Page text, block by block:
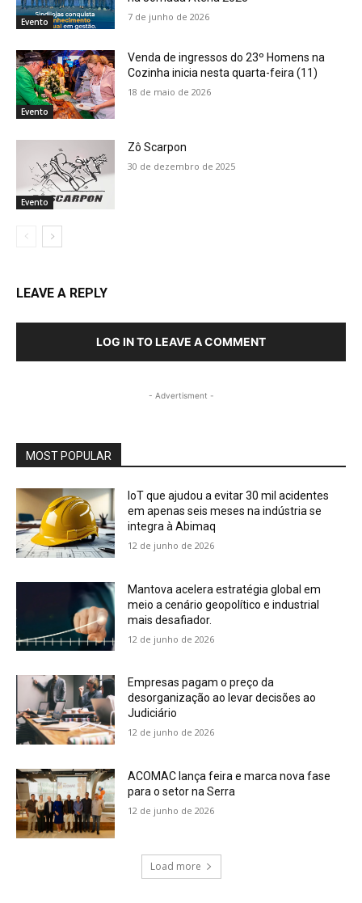
Evento 7 de junho de 2026
Evento
Venda de ingressos do 23º Homens na
Cozinha inicia nesta quarta-feira (11)
18 de maio de 2026
Evento
Zô Scarpon
30 de dezembro de 2025
LEAVE A REPLY
LOG IN TO LEAVE A COMMENT
- Advertisment -
MOST POPULAR
IoT que ajudou a evitar 30 mil acidentes
em apenas seis meses na indústria se
integra à Abimaq
12 de junho de 2026
Mantova acelera estratégia global em
meio a cenário geopolítico e industrial
mais desafiador.
12 de junho de 2026
Empresas pagam o preço da
desorganização ao levar decisões ao
Judiciário
12 de junho de 2026
ACOMAC lança feira e marca nova fase
para o setor na Serra
12 de junho de 2026
Load more